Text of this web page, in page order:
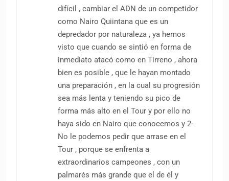
difícil , cambiar el ADN de un competidor
como Nairo Quiintana que es un
depredador por naturaleza , ya hemos
visto que cuando se sintió en forma de
inmediato atacó como en Tirreno , ahora
bien es posible , que le hayan montado
una preparación , en la cual su progresión
sea más lenta y teniendo su pico de
forma más alto en el Tour y por ello no
haya sido en Nairo que conocemos y 2-
No le podemos pedir que arrase en el
Tour , porque se enfrenta a
extraordinarios campeones , con un
palmarés más grande que el de él y